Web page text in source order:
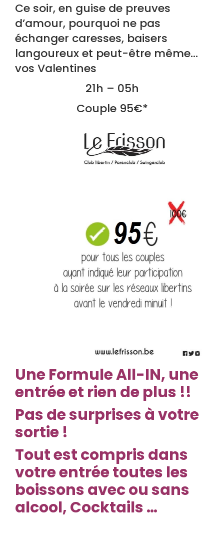
Ce soir, en guise de preuves
d’amour, pourquoi ne pas
échanger caresses, baisers
langoureux et peut-être même…
vos Valentines
21h – 05h
Couple 95€*
Une Formule All-IN, une
entrée et rien de plus !!
Pas de surprises à votre
sortie !
Tout est compris dans
votre entrée toutes les
boissons avec ou sans
alcool, Cocktails …